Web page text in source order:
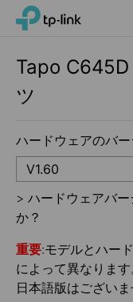
Click
navigation
TP-Link, Reliably Smart
Tapo C645D
ツ
ハードウェアのバ
V1.60
> ハードウェアバ
か？
重要:モデルとハー
によって異なりま
日本語版はございま